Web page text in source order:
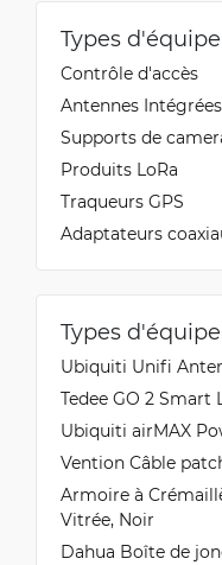
Types
Contrôle d'accès
Antennes
Supports de
Produits LoRa
Traqueurs GPS
Adaptateurs
Types
Ubiquiti Unifi
Tedee GO 2 Smart
Ubiquiti airMAX
Vention Câble
Armoire à
Vitrée, Noir
Dahua Boîte de